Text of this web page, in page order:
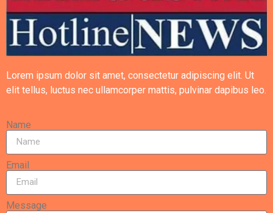
Lorem ipsum dolor sit amet, consectetur adipiscing elit. Ut
elit tellus, luctus nec ullamcorper mattis, pulvinar dapibus leo.
Name
Email
Message